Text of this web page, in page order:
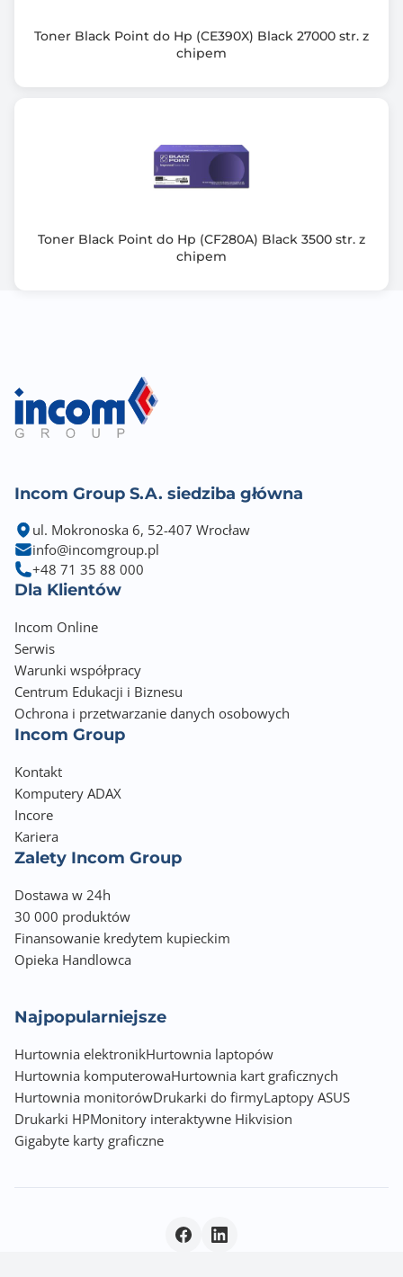
Toner Black Point do Hp (CE390X) Black 27000 str. z
chipem
Toner Black Point do Hp (CF280A) Black 3500 str. z
chipem
Incom Group S.A. siedziba główna
ul. Mokronoska 6, 52-407 Wrocław
info@incomgroup.pl
+48 71 35 88 000
Dla Klientów
Incom Online
Serwis
Warunki współpracy
Centrum Edukacji i Biznesu
Ochrona i przetwarzanie danych osobowych
Incom Group
Kontakt
Komputery ADAX
Incore
Kariera
Zalety Incom Group
Dostawa w 24h
30 000 produktów
Finansowanie kredytem kupieckim
Opieka Handlowca
Najpopularniejsze
Hurtownia elektronikHurtownia laptopów
Hurtownia komputerowaHurtownia kart graficznych
Hurtownia monitorówDrukarki do firmyLaptopy ASUS
Drukarki HPMonitory interaktywne Hikvision
Gigabyte karty graficzne